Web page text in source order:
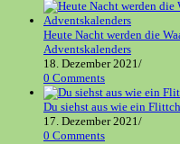
Heute Nacht werden die
Adventskalenders
18. Dezember 2021/
0 Comments
Du siehst aus wie ein
17. Dezember 2021/
0 Comments